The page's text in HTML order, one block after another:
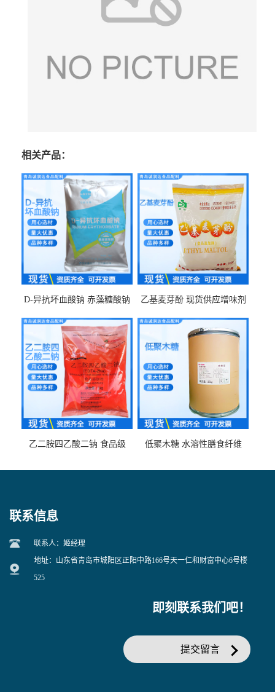
相关产品：
D-异抗坏血酸钠 赤藻糖酸钠
乙基麦芽酚 现货供应增味剂
乙二胺四乙酸二钠 食品级
低聚木糖 水溶性膳食纤维
联系信息
联系人：姬经理
地址：山东省青岛市城阳区正阳中路166号天一仁和财富中心6号楼
525
即刻联系我们吧！
提交留言